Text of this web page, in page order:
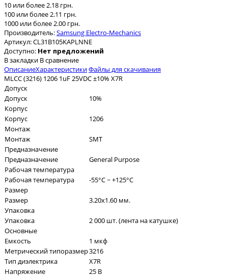
10 или более 2.18 грн.
100 или более 2.11 грн.
1000 или более 2.00 грн.
Производитель:Samsung Electro-Mechanics
Артикул:CL31B105KAPLNNE
Доступно: Нет предложений
В закладки В сравнение
ОписаниеХарактеристикиФайлы для скачивания
MLCC (3216) 1206 1uF 25VDC ±10% X7R
Допуск
Допуск
10%
Корпус
Корпус
1206
Монтаж
Монтаж
SMT
Предназначение
Предназначение
General Purpose
Рабочая температура
Рабочая температура
-55°C ~ +125°C
Размер
Размер
3.20x1.60 мм.
Упаковка
Упаковка
2 000 шт. (лента на катушке)
Основные
Емкость
1 мкф
Метрический типоразмер3216
Тип диэлектрика
X7R
Напряжение
25 В